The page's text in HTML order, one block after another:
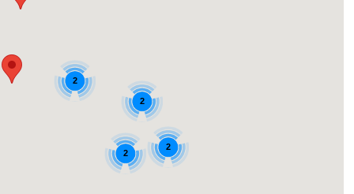
Москва и область
ул. Щукинская, вл. 42.
Пересечение МКАД и
Волоколамского шоссе2
2
2
2